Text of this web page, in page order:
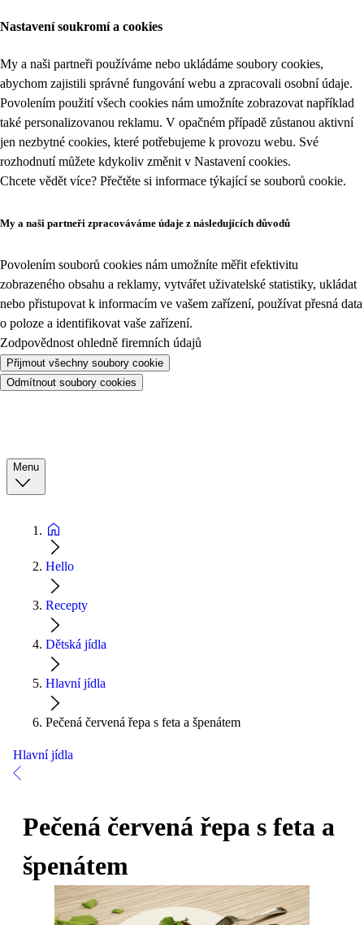
Nastavení soukromí a cookies
My a naši partneři používáme nebo ukládáme soubory cookies,
abychom zajistili správné fungování webu a zpracovali osobní údaje.
Povolením použití všech cookies nám umožníte zobrazovat například
také personalizovanou reklamu. V opačném případě zůstanou aktivní
jen nezbytné cookies, které potřebujeme k provozu webu. Své
rozhodnutí můžete kdykoliv změnit v Nastavení cookies.
Chcete vědět více? Přečtěte si informace týkající se souborů cookie.
My a naši partneři zpracováváme údaje z následujících důvodů
Povolením souborů cookies nám umožníte měřit efektivitu
zobrazeného obsahu a reklamy, vytvářet uživatelské statistiky, ukládat
nebo přistupovat k informacím ve vašem zařízení, používat přesná data
o poloze a identifikovat vaše zařízení.
Zodpovědnost ohledně firemních údajů
Přijmout všechny soubory cookie
Odmítnout soubory cookies
Menu
Hello
Recepty
Dětská jídla
Hlavní jídla
Pečená červená řepa s feta a špenátem
Hlavní jídla
Pečená červená řepa s feta a
špenátem